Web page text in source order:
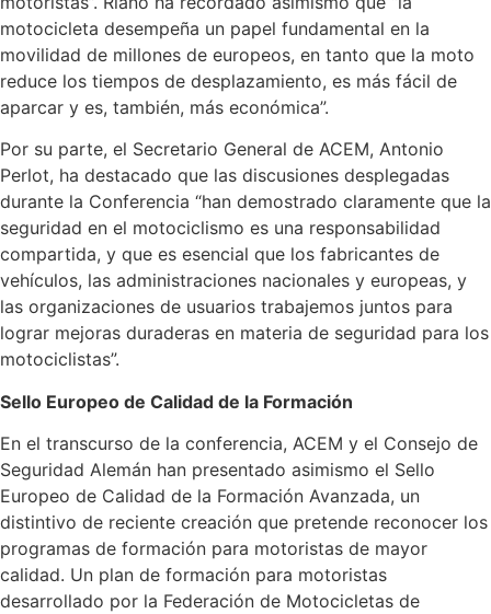
motocicleta desempeña un papel fundamental en la
movilidad de millones de europeos, en tanto que la moto
reduce los tiempos de desplazamiento, es más fácil de
aparcar y es, también, más económica”.
Por su parte, el Secretario General de ACEM, Antonio
Perlot, ha destacado que las discusiones desplegadas
durante la Conferencia “han demostrado claramente que la
seguridad en el motociclismo es una responsabilidad
compartida, y que es esencial que los fabricantes de
vehículos, las administraciones nacionales y europeas, y
las organizaciones de usuarios trabajemos juntos para
lograr mejoras duraderas en materia de seguridad para los
motociclistas”.
Sello Europeo de Calidad de la Formación
En el transcurso de la conferencia, ACEM y el Consejo de
Seguridad Alemán han presentado asimismo el Sello
Europeo de Calidad de la Formación Avanzada, un
distintivo de reciente creación que pretende reconocer los
programas de formación para motoristas de mayor
calidad. Un plan de formación para motoristas
desarrollado por la Federación de Motocicletas de